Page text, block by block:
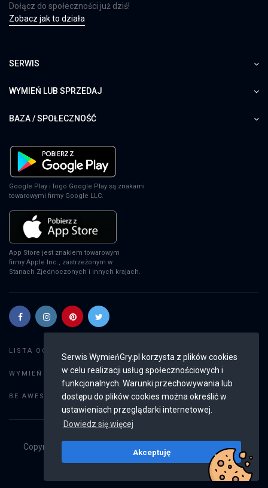
Serwis WymieńGry.pl korzysta z plików cookies
w celu realizacji usług społecznościowych i
funkcjonalnych. Warunki przechowywania lub
dostępu do plików cookies można określić w
ustawieniach przeglądarki internetowej.
Dowiedz się więcej
Akceptuję
Dołącz do społeczności już dziś!
Zobacz jak to działa
SERWIS
WYMIEŃ LUB SPRZEDAJ
BAZA / SPOŁECZNOŚĆ
Google Play i logo Google Play są znakami
towarowymi firmy Google LLC.
App Store jest znakiem towarowym
firmy Apple Inc., zastrzeżonym w
Stanach Zjednoczonych i innych krajach.
LISTA OGŁOSZEŃ:
WYMIEŃ GRY: Dodaj ogłoszenie
BE AWESOME: Weryfikacja konta
Copyright © 2019 - 2026
Wszystkie prawa
v2.8.4